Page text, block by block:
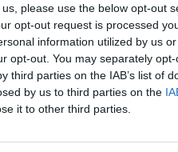
please use the below opt-out
opt-out request is processed
information utilized by us
opt-out. You may separately
third parties on the IAB’s list of
by us to third parties on the
it to other third parties.
Στρατόπεδο των
Πασά ότι “περιφρονούμε
την κινδυνεύσουσα
και να μάθης